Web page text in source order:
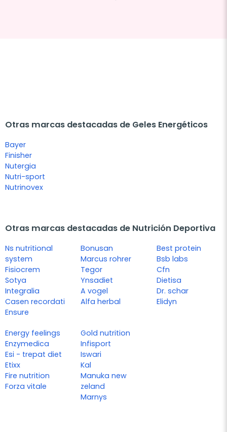
Otras marcas destacadas de Geles Energéticos
Bayer
Finisher
Nutergia
Nutri-sport
Nutrinovex
Otras marcas destacadas de Nutrición Deportiva
Ns nutritional
system
Fisiocrem
Sotya
Integralia
Casen recordati
Ensure
Bonusan
Marcus rohrer
Tegor
Ynsadiet
A vogel
Alfa herbal
Best protein
Bsb labs
Cfn
Dietisa
Dr. schar
Elidyn
Energy feelings
Enzymedica
Esi - trepat diet
Etixx
Fire nutrition
Forza vitale
Gold nutrition
Infisport
Iswari
Kal
Manuka new
zeland
Marnys